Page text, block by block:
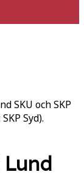
SKU och SKP
Syd).